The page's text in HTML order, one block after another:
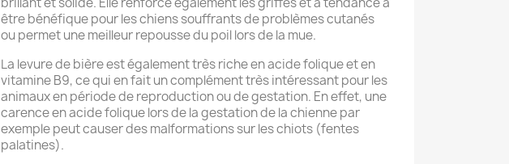
être bénéfique pour les chiens souffrants de problèmes cutanés
ou permet une meilleur repousse du poil lors de la mue.
La levure de bière est également très riche en acide folique et en
vitamine B9, ce qui en fait un complément très intéressant pour les
animaux en période de reproduction ou de gestation. En effet, une
carence en acide folique lors de la gestation de la chienne par
exemple peut causer des malformations sur les chiots (fentes
palatines).